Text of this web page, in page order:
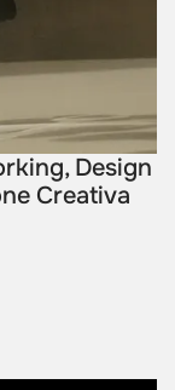
Design
Creativa